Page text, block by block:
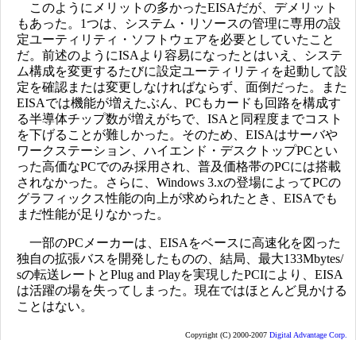
このようにメリットの多かったEISAだが、デメリット
もあった。1つは、システム・リソースの管理に専用の設
定ユーティリティ・ソフトウェアを必要としていたこと
だ。前述のようにISAより容易になったとはいえ、システ
ム構成を変更するたびに設定ユーティリティを起動して設
定を確認または変更しなければならず、面倒だった。また
EISAでは機能が増えたぶん、PCもカードも回路を構成す
る半導体チップ数が増えがちで、ISAと同程度までコスト
を下げることが難しかった。そのため、EISAはサーバや
ワークステーション、ハイエンド・デスクトップPCとい
った高価なPCでのみ採用され、普及価格帯のPCには搭載
されなかった。さらに、Windows 3.xの登場によってPCの
グラフィックス性能の向上が求められたとき、EISAでも
まだ性能が足りなかった。
一部のPCメーカーは、EISAをベースに高速化を図った
独自の拡張バスを開発したものの、結局、最大133Mbytes/
sの転送レートとPlug and Playを実現したPCIにより、EISA
は活躍の場を失ってしまった。現在ではほとんど見かける
ことはない。
Copyright (C) 2000-2007 Digital Advantage Corp.